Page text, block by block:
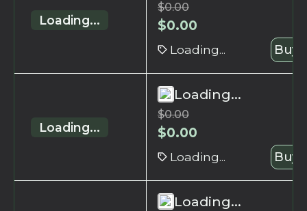
Loading...
$0.00
$0.00
Loading... Buy
Loading...
Loading...
$0.00
$0.00
Loading... Buy
Loading...